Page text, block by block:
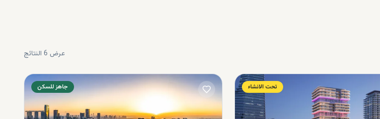
عرض 6 النتائج
تحت الانشاء جاهز للسكن